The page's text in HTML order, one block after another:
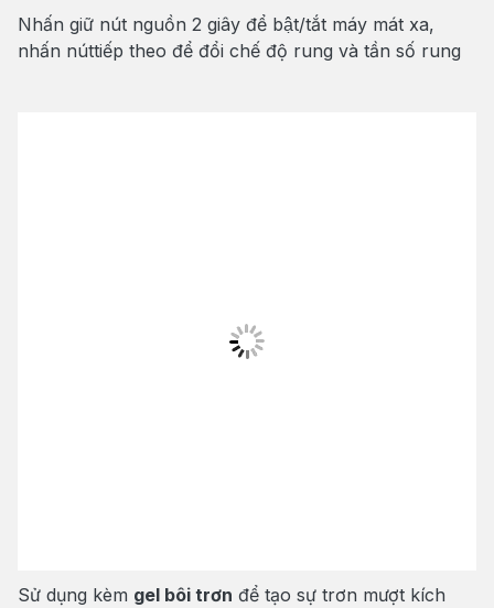
Nhấn giữ nút nguồn 2 giây để bật/tắt máy mát xa,
nhấn núttiếp theo để đổi chế độ rung và tần số rung
Sử dụng kèm gel bôi trơn để tạo sự trơn mượt kích